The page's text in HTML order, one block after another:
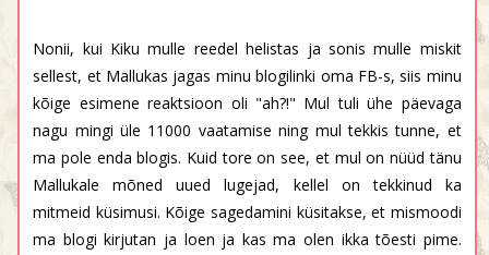
Nonii, kui Kiku mulle reedel helistas ja sonis mulle miskit
sellest, et Mallukas jagas minu blogilinki oma FB-s, siis minu
kõige esimene reaktsioon oli "ah?!" Mul tuli ühe päevaga
nagu mingi üle 11000 vaatamise ning mul tekkis tunne, et
ma pole enda blogis. Kuid tore on see, et mul on nüüd tänu
Mallukale mõned uued lugejad, kellel on tekkinud ka
mitmeid küsimusi. Kõige sagedamini küsitakse, et mismoodi
ma blogi kirjutan ja loen ja kas ma olen ikka tõesti pime.